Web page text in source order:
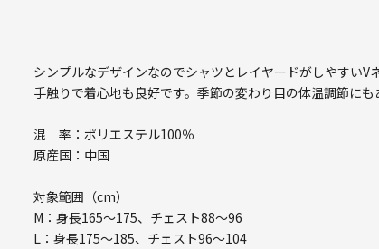
シンプルなデザインなのでシャツとレイヤードがしやすい
手触りで着心地も良好です。季節の変わり目の体温調節にも
混 率：ポリエステル100％
原産国：中国
対象範囲（cm）
M：身長165～175、チェスト88～96
L：身長175～185、チェスト96～104